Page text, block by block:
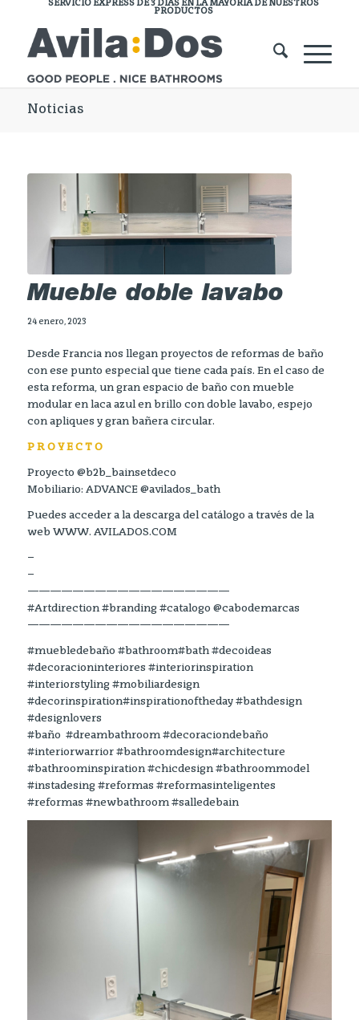
SERVICIO EXPRESS DE 3 DÍAS EN LA MAYORÍA DE NUESTROS
PRODUCTOS
Noticias
Mueble doble lavabo
24 enero, 2023
Desde Francia nos llegan proyectos de reformas de baño
con ese punto especial que tiene cada país. En el caso de
esta reforma, un gran espacio de baño con mueble
modular en laca azul en brillo con doble lavabo, espejo
con apliques y gran bañera circular.
P R O Y E C T O
Proyecto @b2b_bainsetdeco
Mobiliario: ADVANCE @avilados_bath
Puedes acceder a la descarga del catálogo a través de la
web WWW. AVILADOS.COM
–
–
——————————————————
#Artdirection #branding #catalogo @cabodemarcas
——————————————————
#muebledebaño #bathroom#bath #decoideas
#decoracioninteriores #interiorinspiration
#interiorstyling #mobiliardesign
#decorinspiration#inspirationoftheday #bathdesign
#designlovers
#baño #dreambathroom #decoraciondebaño
#interiorwarrior #bathroomdesign#architecture
#bathroominspiration #chicdesign #bathroommodel
#instadesing #reformas #reformasinteligentes
#reformas #newbathroom #salledebain